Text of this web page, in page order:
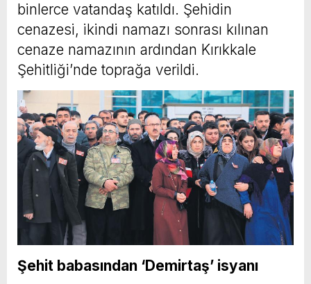
binlerce vatandaş katıldı. Şehidin
cenazesi, ikindi namazı sonrası kılınan
cenaze namazının ardından Kırıkkale
Şehitliği’nde toprağa verildi.
Şehit babasından ‘Demirtaş’ isyanı